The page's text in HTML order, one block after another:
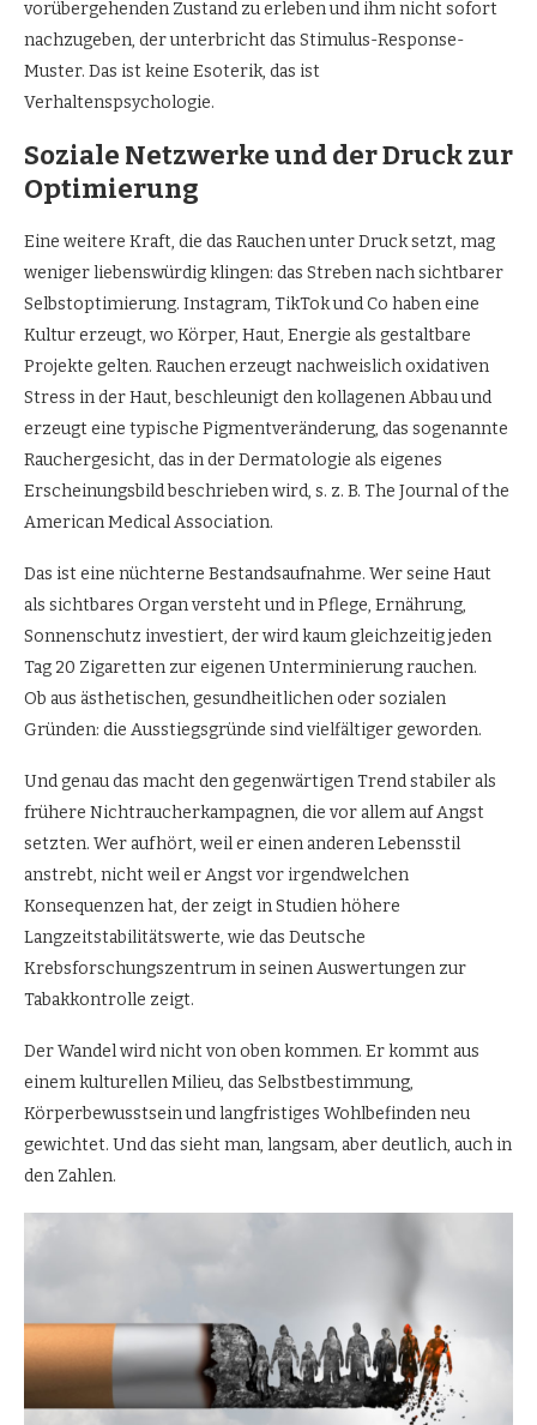
vorübergehenden Zustand zu erleben und ihm nicht sofort
nachzugeben, der unterbricht das Stimulus-Response-
Muster. Das ist keine Esoterik, das ist
Verhaltenspsychologie.
Soziale Netzwerke und der Druck zur
Optimierung
Eine weitere Kraft, die das Rauchen unter Druck setzt, mag
weniger liebenswürdig klingen: das Streben nach sichtbarer
Selbstoptimierung. Instagram, TikTok und Co haben eine
Kultur erzeugt, wo Körper, Haut, Energie als gestaltbare
Projekte gelten. Rauchen erzeugt nachweislich oxidativen
Stress in der Haut, beschleunigt den kollagenen Abbau und
erzeugt eine typische Pigmentveränderung, das sogenannte
Rauchergesicht, das in der Dermatologie als eigenes
Erscheinungsbild beschrieben wird, s. z. B. The Journal of the
American Medical Association.
Das ist eine nüchterne Bestandsaufnahme. Wer seine Haut
als sichtbares Organ versteht und in Pflege, Ernährung,
Sonnenschutz investiert, der wird kaum gleichzeitig jeden
Tag 20 Zigaretten zur eigenen Unterminierung rauchen.
Ob aus ästhetischen, gesundheitlichen oder sozialen
Gründen: die Ausstiegsgründe sind vielfältiger geworden.
Und genau das macht den gegenwärtigen Trend stabiler als
frühere Nichtraucherkampagnen, die vor allem auf Angst
setzten. Wer aufhört, weil er einen anderen Lebensstil
anstrebt, nicht weil er Angst vor irgendwelchen
Konsequenzen hat, der zeigt in Studien höhere
Langzeitstabilitätswerte, wie das Deutsche
Krebsforschungszentrum in seinen Auswertungen zur
Tabakkontrolle zeigt.
Der Wandel wird nicht von oben kommen. Er kommt aus
einem kulturellen Milieu, das Selbstbestimmung,
Körperbewusstsein und langfristiges Wohlbefinden neu
gewichtet. Und das sieht man, langsam, aber deutlich, auch in
den Zahlen.